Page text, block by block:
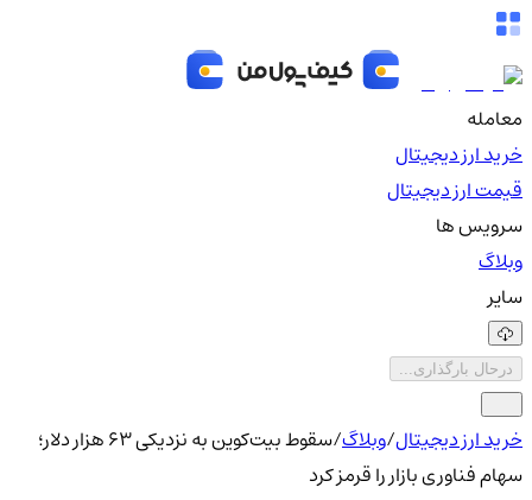
معامله
خرید ارز دیجیتال
قیمت ارز دیجیتال
سرویس ها
وبلاگ
سایر
درحال بارگذاری...
خرید ارز دیجیتال/وبلاگ/
سقوط بیت‌کوین به نزدیکی ۶۳ هزار دلار؛
سهام فناوری بازار را قرمز کرد